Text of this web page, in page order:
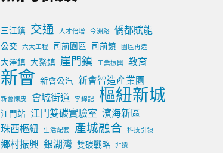
三江鎮 交通 人才倍增 今洲路 僑都賦能
公交 六大工程 司前園區 司前鎮 園區再造
大澤鎮 大鰲鎮 崖門鎮 工業振興 教育
新會 新會公汽 新會智造產業園
新會陳皮 會城街道 李錦記 樞紐新城
江門站 江門雙碳實驗室 濱海新區
珠西樞紐
生活配套 產城融合 科技引領
鄉村振興 銀湖灣 雙碳戰略
非遺